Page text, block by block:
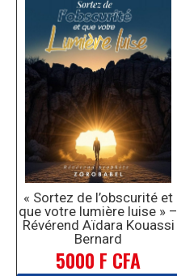
« Sortez de l’obscurité et
que votre lumière luise » –
Révérend Aïdara Kouassi
Bernard
5000 F CFA